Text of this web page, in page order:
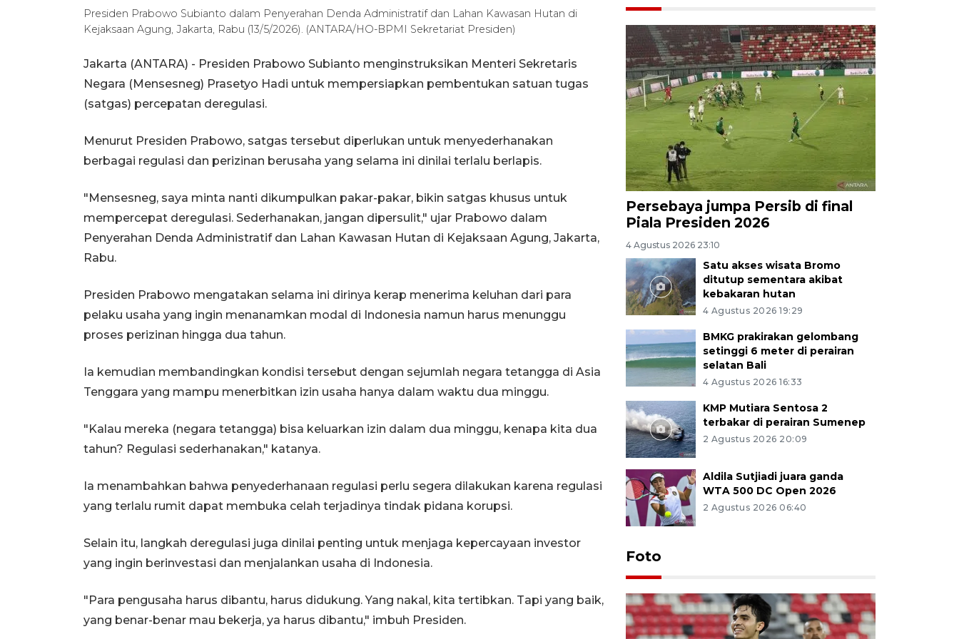
Presiden Prabowo Subianto dalam Penyerahan Denda Administratif dan Lahan Kawasan Hutan di
Kejaksaan Agung, Jakarta, Rabu (13/5/2026). (ANTARA/HO-BPMI Sekretariat Presiden)
Jakarta (ANTARA) - Presiden Prabowo Subianto menginstruksikan Menteri Sekretaris
Negara (Mensesneg) Prasetyo Hadi untuk mempersiapkan pembentukan satuan tugas
(satgas) percepatan deregulasi.
Menurut Presiden Prabowo, satgas tersebut diperlukan untuk menyederhanakan
berbagai regulasi dan perizinan berusaha yang selama ini dinilai terlalu berlapis.
"Mensesneg, saya minta nanti dikumpulkan pakar-pakar, bikin satgas khusus untuk
mempercepat deregulasi. Sederhanakan, jangan dipersulit," ujar Prabowo dalam
Penyerahan Denda Administratif dan Lahan Kawasan Hutan di Kejaksaan Agung, Jakarta,
Rabu.
Presiden Prabowo mengatakan selama ini dirinya kerap menerima keluhan dari para
pelaku usaha yang ingin menanamkan modal di Indonesia namun harus menunggu
proses perizinan hingga dua tahun.
Ia kemudian membandingkan kondisi tersebut dengan sejumlah negara tetangga di Asia
Tenggara yang mampu menerbitkan izin usaha hanya dalam waktu dua minggu.
"Kalau mereka (negara tetangga) bisa keluarkan izin dalam dua minggu, kenapa kita dua
tahun? Regulasi sederhanakan," katanya.
Ia menambahkan bahwa penyederhanaan regulasi perlu segera dilakukan karena regulasi
yang terlalu rumit dapat membuka celah terjadinya tindak pidana korupsi.
Selain itu, langkah deregulasi juga dinilai penting untuk menjaga kepercayaan investor
yang ingin berinvestasi dan menjalankan usaha di Indonesia.
"Para pengusaha harus dibantu, harus didukung. Yang nakal, kita tertibkan. Tapi yang baik,
yang benar-benar mau bekerja, ya harus dibantu," imbuh Presiden.
Persebaya jumpa Persib di final
Piala Presiden 2026
4 Agustus 2026 23:10
Satu akses wisata Bromo
ditutup sementara akibat
kebakaran hutan
4 Agustus 2026 19:29
BMKG prakirakan gelombang
setinggi 6 meter di perairan
selatan Bali
4 Agustus 2026 16:33
KMP Mutiara Sentosa 2
terbakar di perairan Sumenep
2 Agustus 2026 20:09
Aldila Sutjiadi juara ganda
WTA 500 DC Open 2026
2 Agustus 2026 06:40
Foto